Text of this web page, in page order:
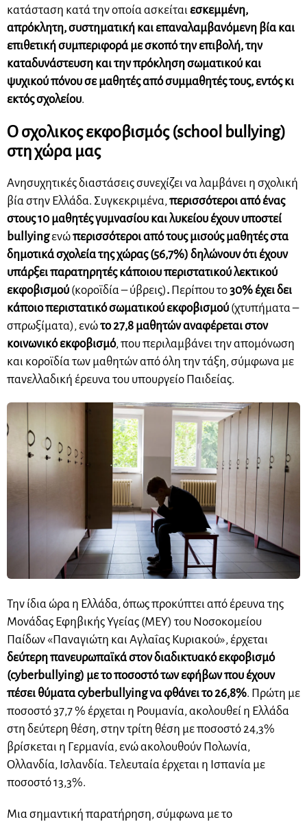
κατάσταση κατά την οποία ασκείται εσκεμμένη,
απρόκλητη, συστηματική και επαναλαμβανόμενη βία και
επιθετική συμπεριφορά με σκοπό την επιβολή, την
καταδυνάστευση και την πρόκληση σωματικού και
ψυχικού πόνου σε μαθητές από συμμαθητές τους, εντός κι
εκτός σχολείου.
Ο σχολικος εκφοβισμός (school bullying)
στη χώρα μας
Ανησυχητικές διαστάσεις συνεχίζει να λαμβάνει η σχολική
βία στην Ελλάδα. Συγκεκριμένα,περισσότεροι από ένας
στους 10 μαθητές γυμνασίου και λυκείου έχουν υποστεί
bullyingενώπερισσότεροι από τους μισούς μαθητές στα
δημοτικά σχολεία της χώρας (56,7%) δηλώνουν ότι έχουν
υπάρξει παρατηρητές κάποιου περιστατικού λεκτικού
εκφοβισμού (κοροϊδία – ύβρεις). Περίπου το30% έχει δει
κάποιο περιστατικό σωματικού εκφοβισμού (χτυπήματα –
σπρωξίματα), ενώτο 27,8 μαθητών αναφέρεται στον
κοινωνικό εκφοβισμό, που περιλαμβάνει την απομόνωση
και κοροϊδία των μαθητών από όλη την τάξη, σύμφωνα με
πανελλαδική έρευνα του υπουργείο Παιδείας.
Την ίδια ώρα η Ελλάδα, όπως προκύπτει από έρευνα της
Μονάδας Εφηβικής Υγείας (ΜΕΥ) του Νοσοκομείου
Παίδων «Παναγιώτη και Αγλαΐας Κυριακού», έρχεται
δεύτερη πανευρωπαϊκά στον διαδικτυακό εκφοβισμό
(cyberbullying) με το ποσοστό των εφήβων που έχουν
πέσει θύματα cyberbullying να φθάνει το 26,8%. Πρώτη με
ποσοστό 37,7 % έρχεται η Ρουμανία, ακολουθεί η Ελλάδα
στη δεύτερη θέση, στην τρίτη θέση με ποσοστό 24,3%
βρίσκεται η Γερμανία, ενώ ακολουθούν Πολωνία,
Ολλανδία, Ισλανδία. Tελευταία έρχεται η Ισπανία με
ποσοστό 13,3%.
Μια σημαντική παρατήρηση, σύμφωνα με τo